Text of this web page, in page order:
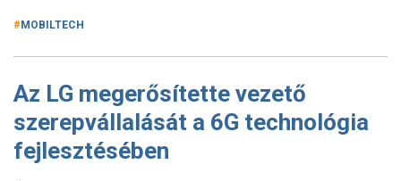
MOBILTECH
Az LG megerősítette vezető
szerepvállalását a 6G technológia
fejlesztésében